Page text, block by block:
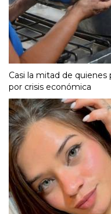
Casi la mitad de
por crisis económica